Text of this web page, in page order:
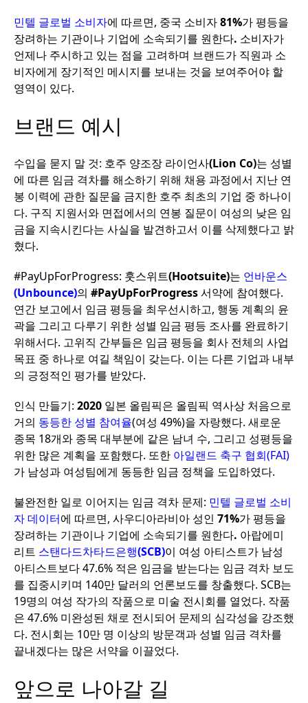
민텔 글로벌 소비자에 따르면, 중국 소비자81%가평등을
장려하는 기관이나 기업에 소속되기를 원한다. 소비자가
언제나 주시하고 있는 점을 고려하며 브랜드가 직원과 소
비자에게 장기적인 메시지를 보내는 것을 보여주어야 할
영역이 있다.
브랜드 예시
수입을 묻지 말 것: 호주 양조장 라이언사(Lion Co)는 성별
에 따른 임금 격차를 해소하기 위해 채용 과정에서 지난 연
봉 이력에 관한 질문을 금지한 호주 최초의 기업 중 하나이
다. 구직 지원서와 면접에서의 연봉 질문이 여성의 낮은 임
금을 지속시킨다는 사실을 발견하고서 이를 삭제했다고 밝
혔다.
#PayUpForProgress: 훗스위트(Hootsuite)는 언바운스
(Unbounce)의 #PayUpForProgress서약에 참여했다.
연간 보고에서 임금 평등을 최우선시하고, 행동 계획의 윤
곽을 그리고 다루기 위한 성별 임금 평등 조사를 완료하기
위해서다. 고위직 간부들은 임금 평등을 회사 전체의 사업
목표 중 하나로 여길 책임이 갖는다. 이는 다른 기업과 내부
의 긍정적인 평가를 받았다.
인식 만들기: 2020 일본 올림픽은 올림픽 역사상 처음으로
거의 동등한 성별 참여율(여성 49%)을 자랑했다. 새로운
종목 18개와 종목 대부분에 같은 남녀 수, 그리고 성평등을
위한 많은 계획을 포함했다. 또한 아일랜드 축구 협회(FAI)
가 남성과 여성팀에게 동등한 임금 정책을 도입하였다.
불완전한 일로 이어지는 임금 격차 문제: 민텔 글로벌 소비
자데이터에 따르면, 사우디아라비아 성인 71%가평등을
장려하는 기관이나 기업에 소속되기를 원한다. 아랍에미
리트 스탠다드차타드은행(SCB)이 여성 아티스트가 남성
아티스트보다47.6% 적은 임금을 받는다는 임금 격차 보도
를 집중시키며 140만 달러의 언론보도를 창출했다. SCB는
19명의 여성 작가의 작품으로 미술 전시회를 열었다. 작품
은 47.6% 미완성된 채로 전시되어 문제의 심각성을 강조했
다. 전시회는 10만 명 이상의 방문객과 성별 임금 격차를
끝내겠다는 많은 서약을 이끌었다.
앞으로 나아갈 길